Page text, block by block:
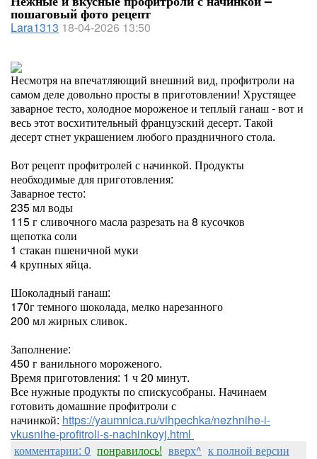
пошаговый фото рецепт
Lara1313 18-04-2026 13:50
Несмотря на впечатляющий внешний вид, профитроли на
самом деле довольно просты в приготовлении! Хрустящее
заварное тесто, холодное мороженое и теплый ганаш - вот и
весь этот восхитительный французский десерт. Такой
десерт стнет украшением любого праздничного стола.
Вот рецепт профитролей с начинкой. Продукты
необходимые для приготовления:
Заварное тесто:
235 мл воды
115 г сливочного масла разрезать на 8 кусочков
щепотка соли
1 стакан пшеничной муки
4 крупных яйца.
Шоколадный ганаш:
170г темного шоколада, мелко нарезанного
200 мл жирных сливок.
Заполнение:
450 г ванильного мороженого.
Время приготовления: 1 ч 20 минут.
Все нужные продукты по спискусобраны. Начинаем
готовить домашние профитроли с
начинкой: https://yaumnica.ru/vihpechka/nezhnihe-i-
vkusnihe-profitroli-s-nachinkoyj.html
комментарии: 0 понравилось! вверх^ к полной версии